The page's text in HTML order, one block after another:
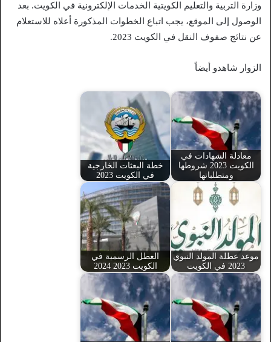
وزارة التربية والتعليم الكويتية الخدمات الإلكترونية في الكويت. بعد
الوصول إلى الموقع، يجب اتباع الخطوات المذكورة أعلاه للاستعلام
عن نتائج صفوف النقل في الكويت 2023.
الزوار شاهدو أيضاً
معادلة الشهادات في
الكويت 2023 شروطها
ومتطلباتها
خطة البعثات الخارجية
في الكويت 2023
موعد عطلة المولد النبوي
2023 في الكويت
العطل الرسمية في
الكويت 2023 2024